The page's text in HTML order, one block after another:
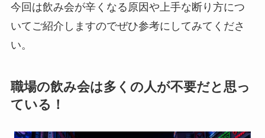
今回は飲み会が辛くなる原因や上手な断り方につ
いてご紹介しますのでぜひ参考にしてみてくださ
い。
職場の飲み会は多くの人が不要だと思っ
ている！